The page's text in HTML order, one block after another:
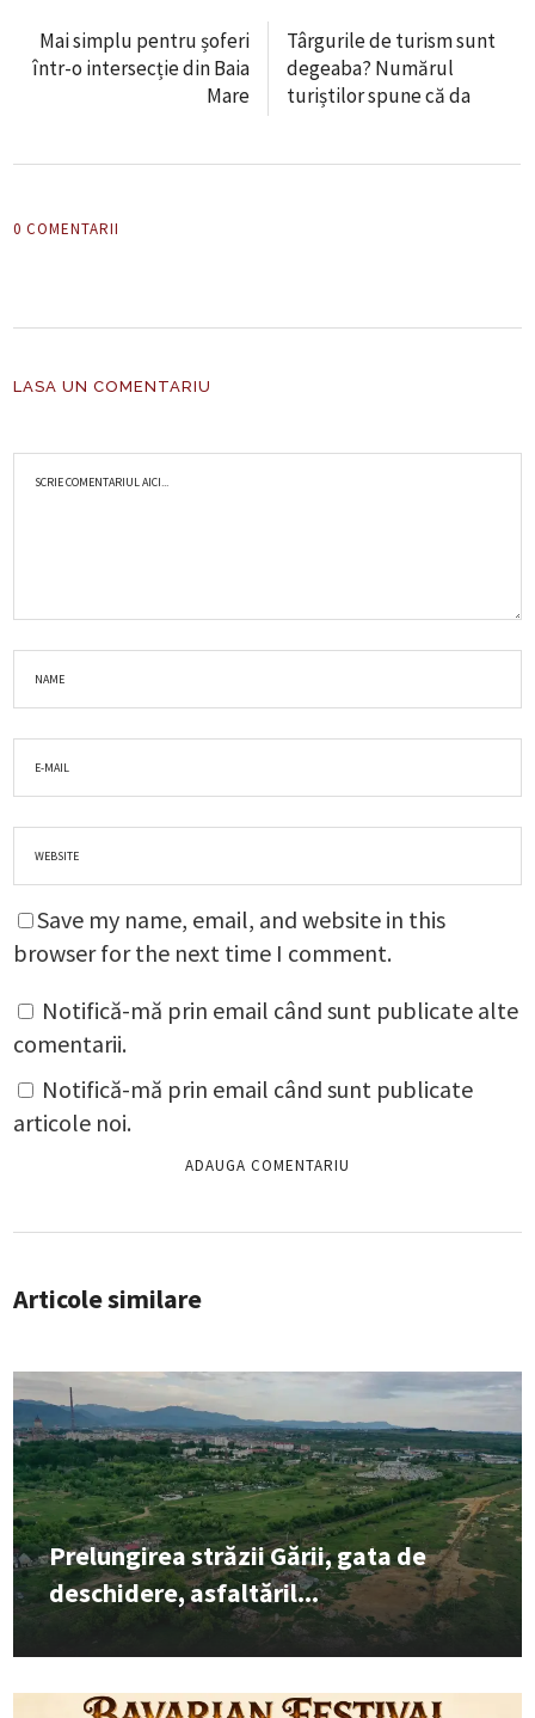
Mai simplu pentru șoferi
într-o intersecție din Baia
Mare
Târgurile de turism sunt
degeaba? Numărul
turiștilor spune că da
0 COMENTARII
LASA UN COMENTARIU
Save my name, email, and website in this
browser for the next time I comment.
Notifică-mă prin email când sunt publicate alte
comentarii.
Notifică-mă prin email când sunt publicate
articole noi.
Articole similare
Prelungirea străzii Gării, gata de
deschidere, asfaltăril...